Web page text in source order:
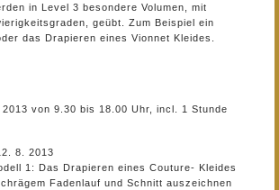
in Level 3 besondere Volumen, mit
geübt. Zum Beispiel ein
das Drapieren eines Vionnet Kleides.
von 9.30 bis 18.00 Uhr, incl. 1 Stunde
8. 2013
1: Das Drapieren eines Couture- Kleides
Fadenlauf und Schnitt auszeichnen